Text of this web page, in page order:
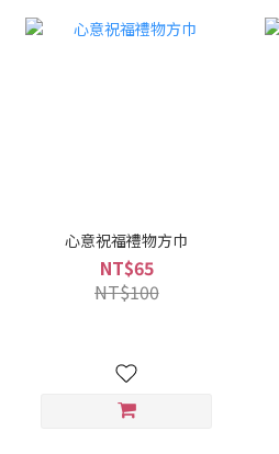
心意祝福禮物方巾
NT$65
NT$100